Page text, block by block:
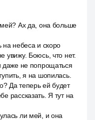
Ах да, она больше
на небеса и скоро
увижу. Боюсь, что нет.
даже не попрощаться
я на шопилась.
Да теперь ей будет
рассказать. Я тут на
ли мей, и она